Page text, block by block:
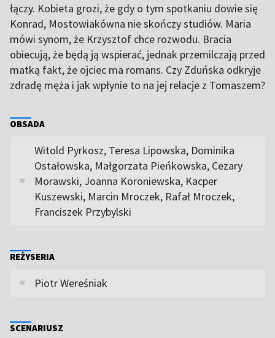
łączy. Kobieta grozi, że gdy o tym spotkaniu dowie się
Konrad, Mostowiakówna nie skończy studiów. Maria
mówi synom, że Krzysztof chce rozwodu. Bracia
obiecują, że będą ją wspierać, jednak przemilczają przed
matką fakt, że ojciec ma romans. Czy Zduńska odkryje
zdradę męża i jak wpłynie to na jej relacje z Tomaszem?
OBSADA
Witold Pyrkosz, Teresa Lipowska, Dominika
Ostałowska, Małgorzata Pieńkowska, Cezary
Morawski, Joanna Koroniewska, Kacper
Kuszewski, Marcin Mroczek, Rafał Mroczek,
Franciszek Przybylski
REŻYSERIA
Piotr Wereśniak
SCENARIUSZ